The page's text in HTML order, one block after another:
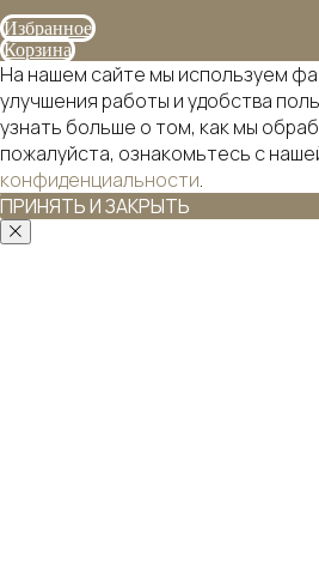
Избранное
Корзина
На нашем сайте мы используем
улучшения работы и удобства
узнать больше о том, как мы
пожалуйста, ознакомьтесь с
конфиденциальности.
ПРИНЯТЬ И ЗАКРЫТЬ